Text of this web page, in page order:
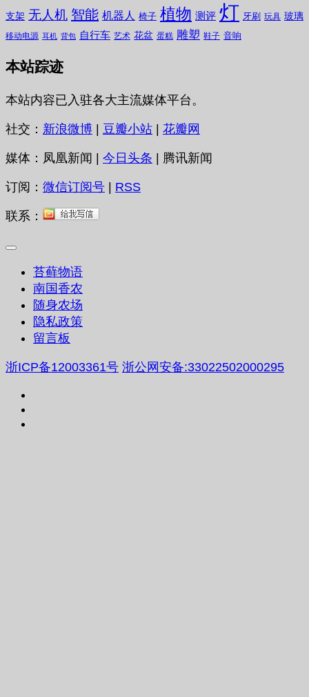
支架 无人机 智能 机器人 椅子 植物 测评 灯 牙刷 玩具 玻璃
移动电源 耳机 背包 自行车 艺术 花盆 蛋糕 雕塑 鞋子 音响
本站踪迹
本站内容已入驻各大主流媒体平台。
社交： 新浪微博 | 豆瓣小站 | 花瓣网
媒体：凤凰新闻 | 今日头条 | 腾讯新闻
订阅： 微信订阅号 | RSS
联系：
苔藓物语
南国香农
随身农场
隐私政策
留言板
浙ICP备12003361号 浙公网安备:33022502000295